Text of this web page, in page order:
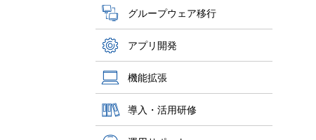
グループウェア移行
アプリ開発
機能拡張
導入・活用研修